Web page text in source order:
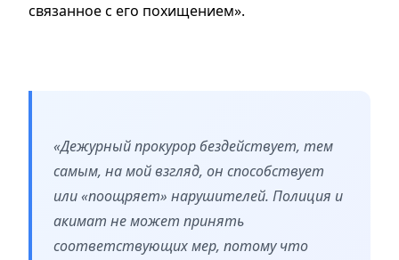
связанное с его похищением».
«Дежурный прокурор бездействует, тем
самым, на мой взгляд, он способствует
или «поощряет» нарушителей. Полиция и
акимат не может принять
соответствующих мер, потому что